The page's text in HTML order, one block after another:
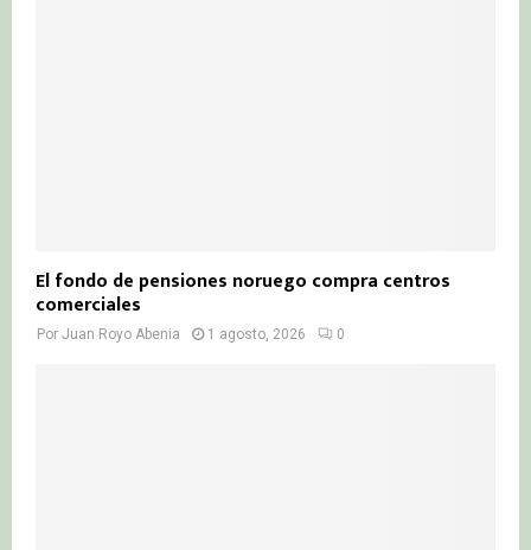
El fondo de pensiones noruego compra centros
comerciales
Por Juan Royo Abenia 1 agosto, 2026 0